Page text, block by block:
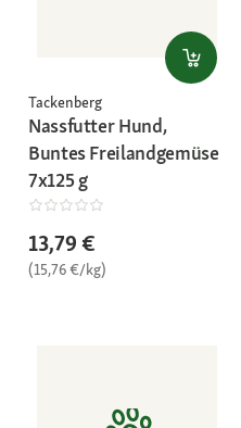
Tackenberg
Nassfutter Hund,
Buntes Freilandgemüse
7x125 g
13,79 €
(15,76 €/kg)